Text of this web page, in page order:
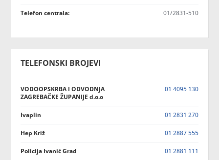
Telefon centrala: 01/2831-510
TELEFONSKI BROJEVI
VODOOPSKRBA I ODVODNJA
ZAGREBAČKE ŽUPANIJE d.o.o
01 4095 130
Ivaplin 01 2831 270
Hep Križ 01 2887 555
Policija Ivanić Grad 01 2881 111